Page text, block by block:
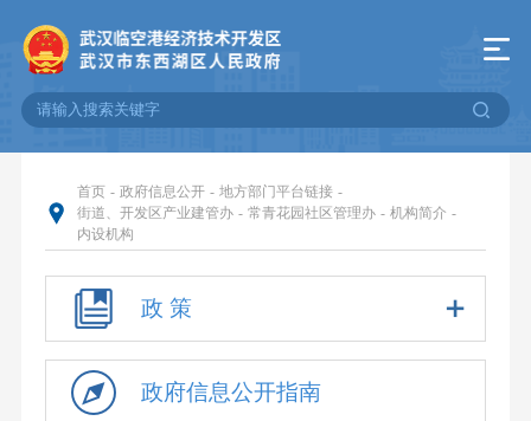
首页 - 政府信息公开 - 地方部门平台链接 -
街道、开发区产业建管办 - 常青花园社区管理办 - 机构简介 -
内设机构
政 策
政府信息公开指南